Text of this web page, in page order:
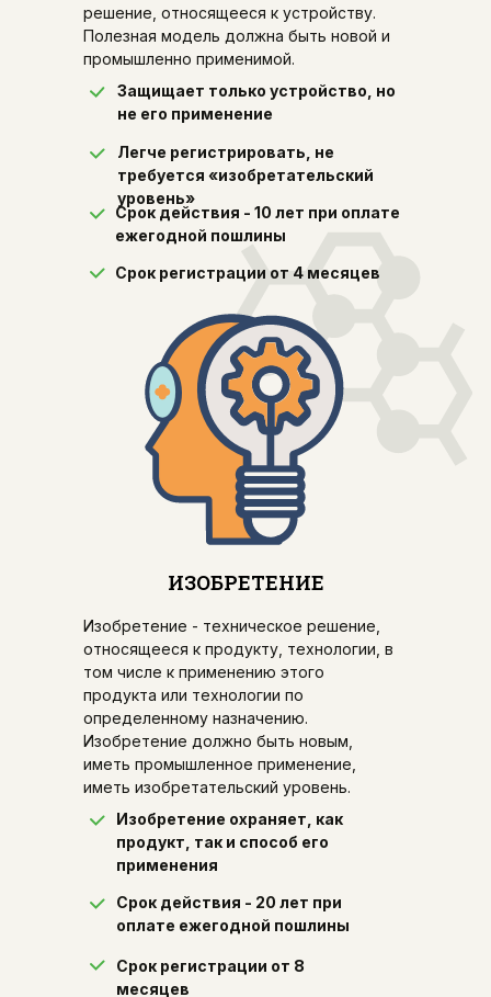
Срок действия - 20 лет при
оплате ежегодной пошлины
Изобретение охраняет, как
продукт, так и способ его
применения
Защищает только устройство, но
не его применение
Легче регистрировать, не
требуется «изобретательский
уровень»
Срок действия - 10 лет при оплате
ежегодной пошлины
Срок регистрации от 4 месяцев
Изобретение - техническое решение,
относящееся к продукту, технологии, в
том числе к применению этого
продукта или технологии по
определенному назначению.
Изобретение должно быть новым,
иметь промышленное применение,
иметь изобретательский уровень.
решение, относящееся к устройству.
Полезная модель должна быть новой и
промышленно применимой.
Срок регистрации от 8
месяцев
ИЗОБРЕТЕНИЕ